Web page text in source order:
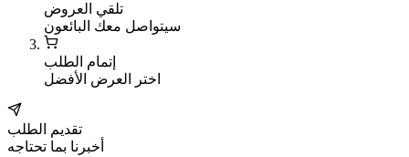
تلقي العروض
سيتواصل معك البائعون
إتمام الطلب
اختر العرض الأفضل
تقديم الطلب
أخبرنا بما تحتاجه